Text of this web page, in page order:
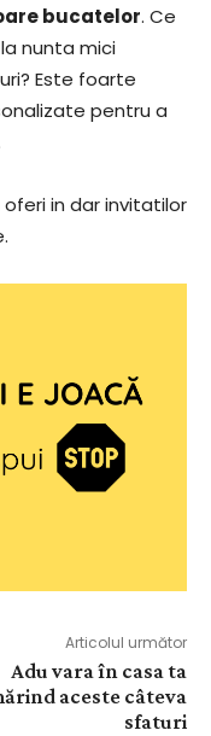
bucatelor. Ce
nunta mici
Este foarte
pentru a
in dar invitatilor
Articolul următor
Adu vara în casa ta
aceste câteva
sfaturi